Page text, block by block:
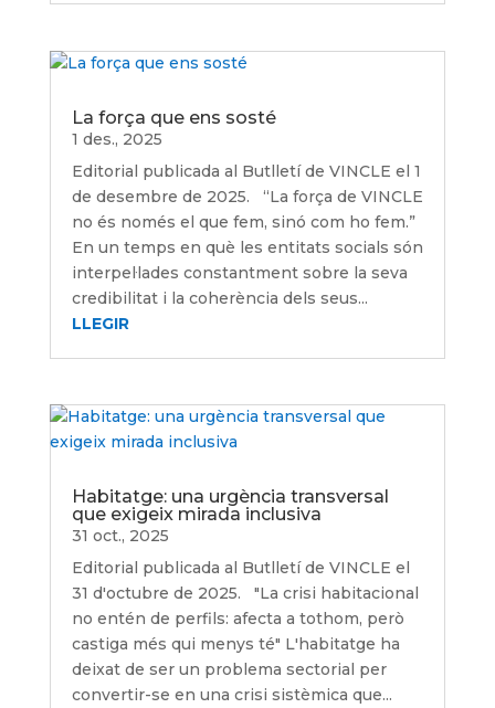
La força que ens sosté
1 des., 2025
Editorial publicada al Butlletí de VINCLE el 1
de desembre de 2025. “La força de VINCLE
no és només el que fem, sinó com ho fem.”
En un temps en què les entitats socials són
interpel·lades constantment sobre la seva
credibilitat i la coherència dels seus...
LLEGIR
Habitatge: una urgència transversal
que exigeix mirada inclusiva
31 oct., 2025
Editorial publicada al Butlletí de VINCLE el
31 d'octubre de 2025. "La crisi habitacional
no entén de perfils: afecta a tothom, però
castiga més qui menys té" L'habitatge ha
deixat de ser un problema sectorial per
convertir-se en una crisi sistèmica que...